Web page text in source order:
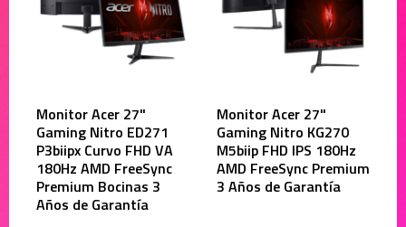
Monitor Acer 27"
Gaming Nitro ED271
P3biipx Curvo FHD VA
180Hz AMD FreeSync
Premium Bocinas 3
Años de Garantía
Monitor Acer 27"
Gaming Nitro KG270
M5biip FHD IPS 180Hz
AMD FreeSync Premium
3 Años de Garantía